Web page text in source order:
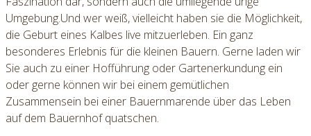
Umgebung.Und wer weiß, vielleicht haben sie die Möglichkeit,
die Geburt eines Kalbes live mitzuerleben. Ein ganz
besonderes Erlebnis für die kleinen Bauern. Gerne laden wir
Sie auch zu einer Hofführung oder Gartenerkundung ein
oder gerne können wir bei einem gemütlichen
Zusammensein bei einer Bauernmarende über das Leben
auf dem Bauernhof quatschen.